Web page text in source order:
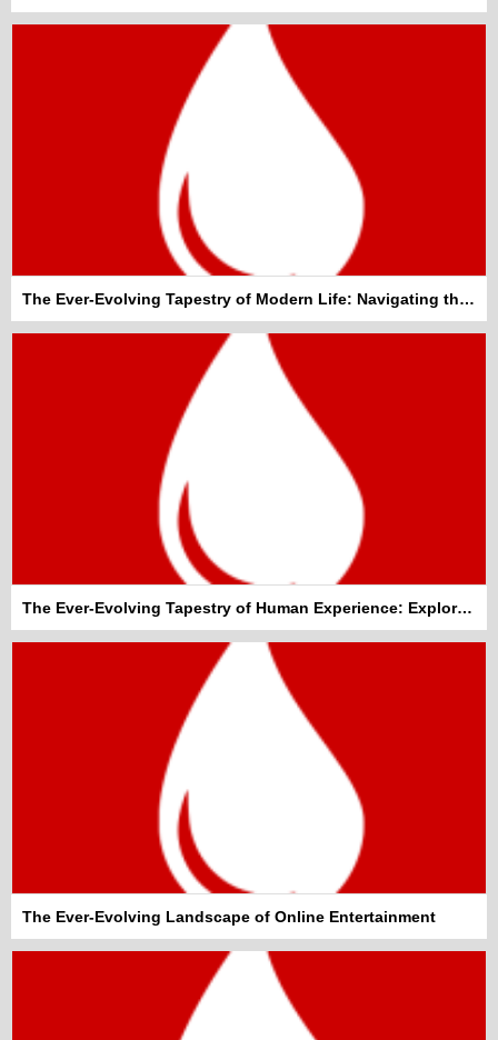
The Ever-Evolving Tapestry of Modern Life: Navigating the Everyday Wonders
The Ever-Evolving Tapestry of Human Experience: Exploring General Topics That Shape Our World
The Ever-Evolving Landscape of Online Entertainment